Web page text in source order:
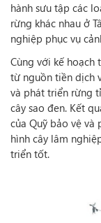
hành sưu tập các
rừng khác nhau ở
nghiệp phục vụ
Cùng với kế hoạch
từ nguồn tiền dịch
và phát triển rừng
cây sao đen. Kết
của Quỹ bảo vệ
hình cây lâm
triển tốt.